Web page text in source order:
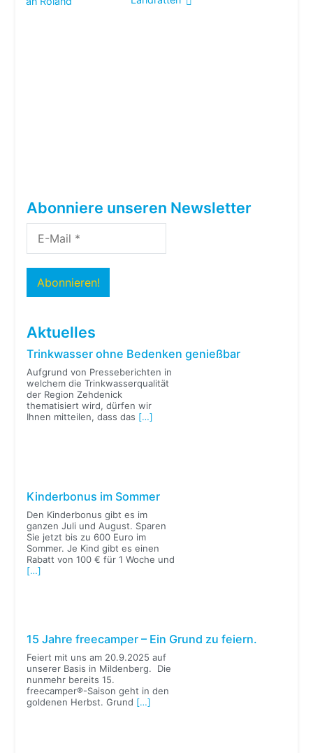
Abonniere unseren Newsletter
Aktuelles
Trinkwasser ohne Bedenken genießbar
Aufgrund von Presseberichten in
welchem die Trinkwasserqualität
der Region Zehdenick
thematisiert wird, dürfen wir
Ihnen mitteilen, dass das […]
Kinderbonus im Sommer
Den Kinderbonus gibt es im
ganzen Juli und August. Sparen
Sie jetzt bis zu 600 Euro im
Sommer. Je Kind gibt es einen
Rabatt von 100 € für 1 Woche und
[…]
15 Jahre freecamper – Ein Grund zu feiern.
Feiert mit uns am 20.9.2025 auf
unserer Basis in Mildenberg. Die
nunmehr bereits 15.
freecamper®-Saison geht in den
goldenen Herbst. Grund […]